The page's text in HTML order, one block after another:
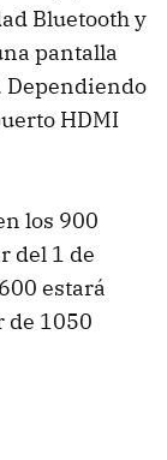
Bluetooth y
pantalla
Dependiendo
HDMI
los 900
del 1 de
estará
de 1050